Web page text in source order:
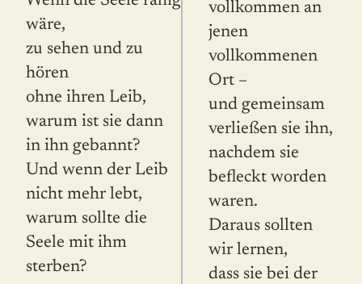
wäre,
zu sehen und zu
hören
ohne ihren Leib,
warum ist sie dann
in ihn gebannt?
Und wenn der Leib
nicht mehr lebt,
warum sollte die
Seele mit ihm
sterben?
vollkommen an
jenen
vollkommenen
Ort –
und gemeinsam
verließen sie ihn,
nachdem sie
befleckt worden
waren.
Daraus sollten
wir lernen,
dass sie bei der